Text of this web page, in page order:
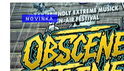
NOVINKA